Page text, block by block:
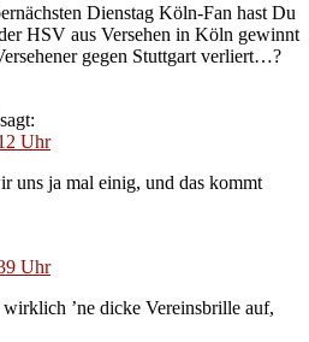
Dienstag Köln-Fan hast Du
HSV aus Versehen in Köln gewinnt
gegen Stuttgart verliert…?
sagt:
Uhr
uns ja mal einig, und das kommt
Uhr
’ne dicke Vereinsbrille auf,